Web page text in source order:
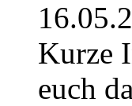
Kurze
euch